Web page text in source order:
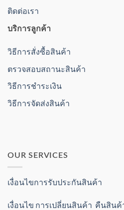
ติดต่อเรา
บริการลูกค้า
วิธีการสั่งซื้อสินค้า
ตรวจสอบสถานะสินค้า
วิธีการชำระเงิน
วิธีการจัดส่งสินค้า
OUR SERVICES
เงื่อนไขการรับประกันสินค้า
เงื่อนไข การเปลี่ยนสินค้า คืนสิน